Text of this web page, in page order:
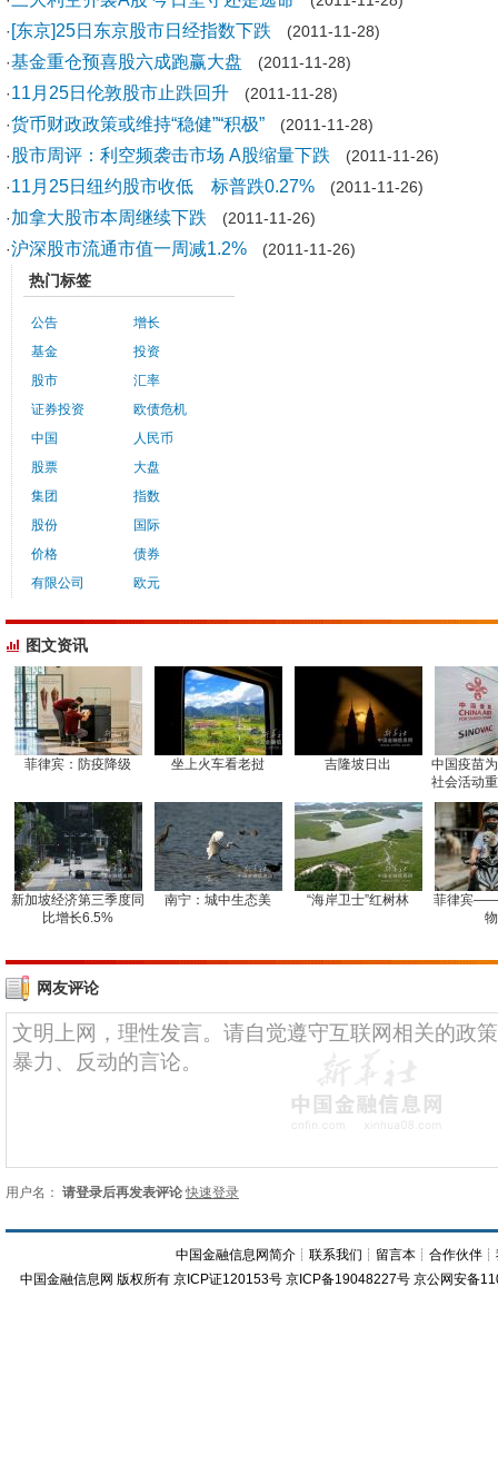
· [东京]25日东京股市日经指数下跌 (2011-11-28)
·基金重仓预喜股六成跑赢大盘 (2011-11-28)
· 11月25日伦敦股市止跌回升 (2011-11-28)
·货币财政政策或维持“稳健”“积极” (2011-11-28)
· 股市周评：利空频袭击市场 A股缩量下跌 (2011-11-26)
· 11月25日纽约股市收低 标普跌0.27% (2011-11-26)
· 加拿大股市本周继续下跌 (2011-11-26)
·沪深股市流通市值一周减1.2% (2011-11-26)
热门标签
公告
基金
股市
证券投资
中国
股票
集团
股份
价格
有限公司
增长
投资
汇率
欧债危机
人民币
大盘
指数
国际
债券
欧元
图文资讯
菲律宾：防疫降级 坐上火车看老挝 吉隆坡日出
中国疫苗
社会活动
新加坡经济第三季度同
比增长6.5%
南宁：城中生态美 “海岸卫士”红树林
菲律宾
网友评论
用户名： 请登录后再发表评论 快速登录
中国金融信息网简介 ┊联系我们 ┊ 留言本 ┊合作伙伴 ┊
中国金融信息网 版权所有 京ICP证120153号 京ICP备19048227号 京公网安备